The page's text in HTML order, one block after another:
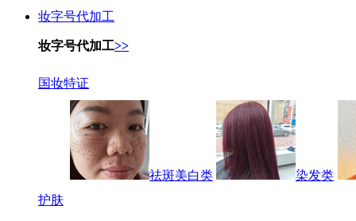
妆字号代加工
妆字号代加工>>
国妆特证
祛斑美白类
染发类
护肤